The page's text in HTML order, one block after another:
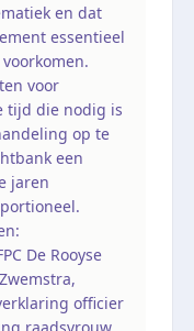
en dat
essentieel
voor
tijd die nodig is
op te
een
jaren
De Rooyse
officier
raadsvrouw